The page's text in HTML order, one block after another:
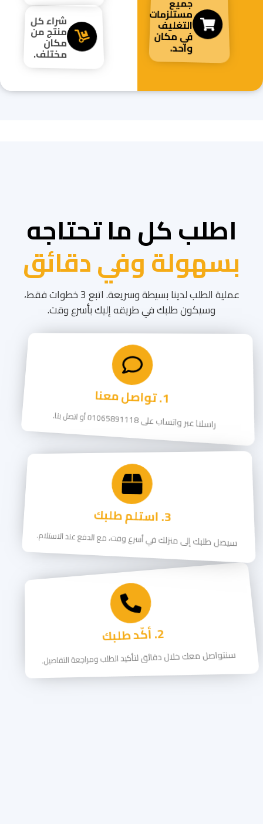
مستلزمات
التغليف
في مكان
واحد.
شراء كل
منتج من
مكان
مختلف.
اطلب كل ما تحتاجه
بسهولة وفي دقائق
عملية الطلب لدينا بسيطة وسريعة. اتبع 3 خطوات فقط،
وسيكون طلبك في طريقه إليك بأسرع وقت.
1. تواصل معنا
راسلنا عبر واتساب على
01065891118
أو اتصل بنا.
3. استلم طلبك
سيصل طلبك إلى منزلك في أسرع وقت، مع الدفع عند الاستلام.
2. أكّد طلبك
سنتواصل معك خلال دقائق لتأكيد الطلب ومراجعة التفاصيل.